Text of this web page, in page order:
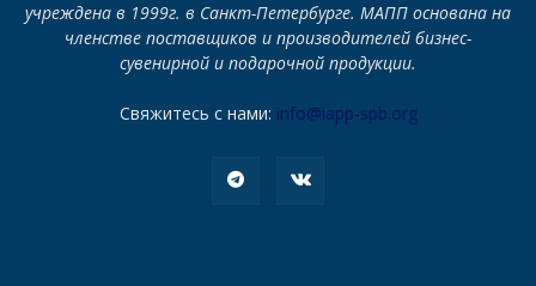
учреждена в 1999г. в Санкт-Петербурге. МАПП основана на
членстве поставщиков и производителей бизнес-
сувенирной и подарочной продукции.
Свяжитесь с нами: info@iapp-spb.org